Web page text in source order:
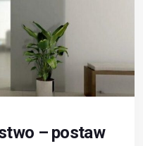
– postaw